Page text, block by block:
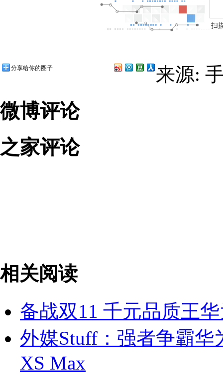
扫
分享给你的圈子 来源:
微博评论
之家评论
相关阅读
备战双11 千元品质王
外媒Stuff：强者争霸华
XS Max